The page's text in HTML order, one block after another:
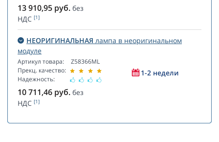
13 910,95 руб. без
НДС [1]
НЕОРИГИНАЛЬНАЯ лампа в неоригинальном
модуле
Артикул товара:
Прекц. качество:
Надежность:
Z58366ML
1-2 недели
10 711,46 руб. без
НДС [1]